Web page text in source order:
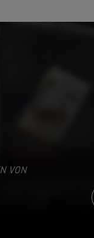
VON